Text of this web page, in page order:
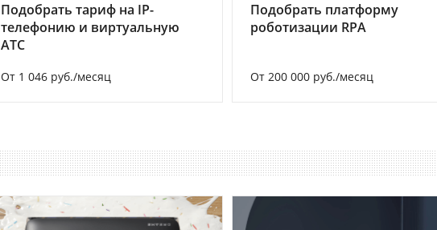
Подобрать тариф на IP-
телефонию и виртуальную
АТС
От 1 046 руб./месяц
Подобрать платформу
роботизации RPA
От 200 000 руб./месяц